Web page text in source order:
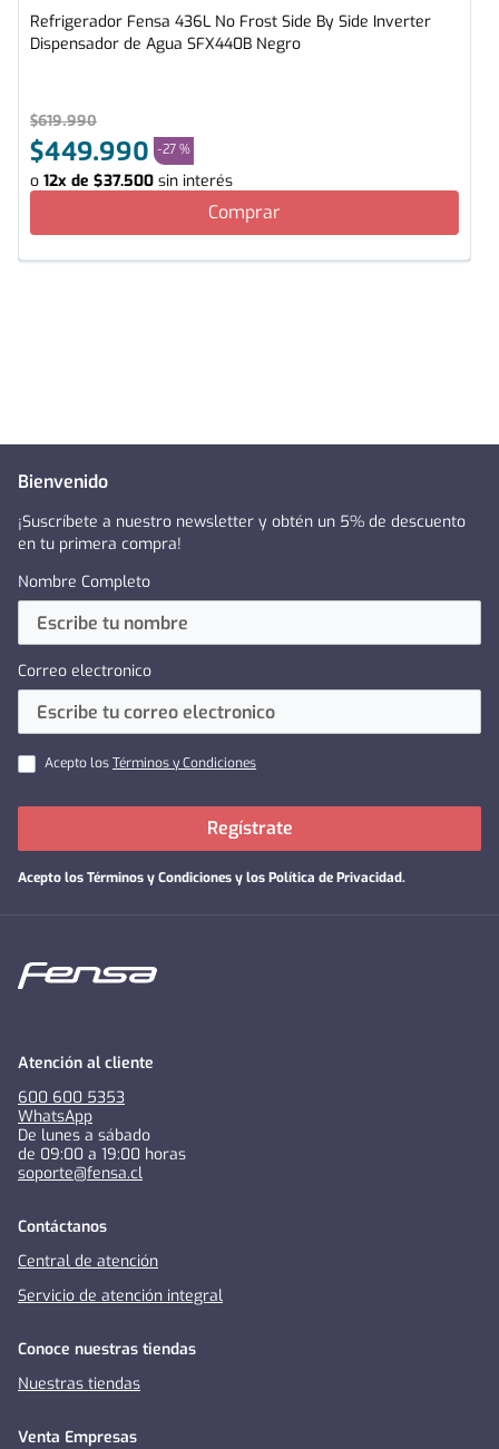
Refrigerador Fensa 436L No Frost Side By Side Inverter
Dispensador de Agua SFX440B Negro
$619.990
$449.990 -27 %
o 12x de $37.500 sin interés
Comprar
Bienvenido
¡Suscríbete a nuestro newsletter y obtén un 5% de descuento
en tu primera compra!
Nombre Completo
Correo electronico
Acepto losTérminos y Condiciones
Acepto losTérminos y Condiciones y los Política de Privacidad.
Regístrate
Atención al cliente
600 600 5353
WhatsApp
De lunes a sábado
de 09:00 a 19:00 horas
soporte@fensa.cl
Contáctanos
Central de atención
Servicio de atención integral
Conoce nuestras tiendas
Nuestras tiendas
Venta Empresas